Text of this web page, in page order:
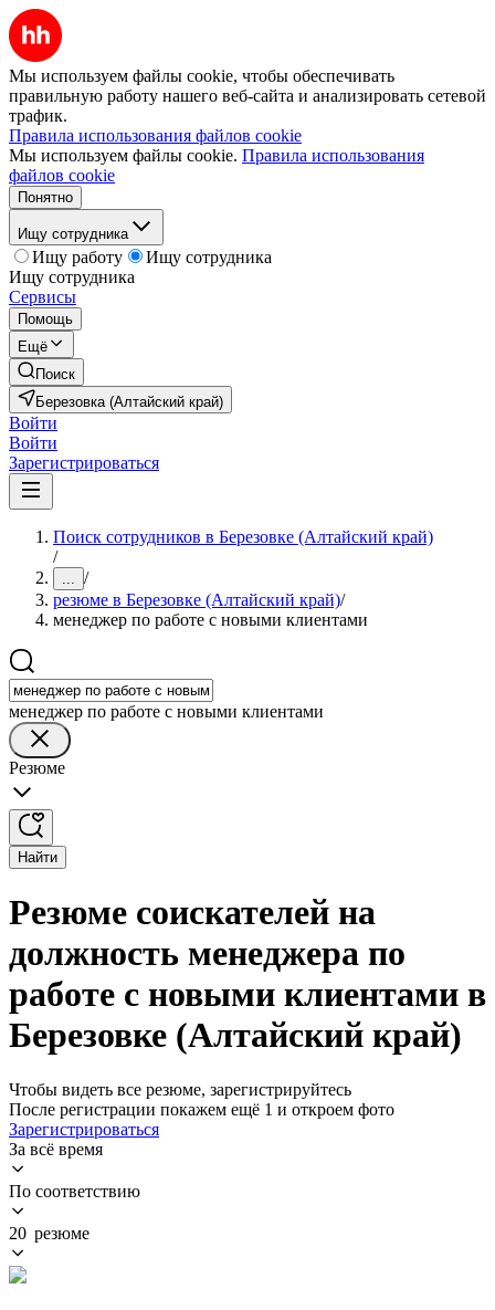
Мы используем файлы cookie, чтобы обеспечивать
правильную работу нашего веб-сайта и анализировать сетевой
трафик.
Правила использования файлов cookie
Мы используем файлы cookie. Правила использования
файлов cookie
Понятно
Ищу сотрудника
Ищу работу
Ищу сотрудника
Ищу сотрудника
Сервисы
Помощь
Ещё
Поиск
Березовка (Алтайский край)
Войти
Войти
Зарегистрироваться
Поиск сотрудников в Березовке (Алтайский край)
/
... /
резюме в Березовке (Алтайский край)/
менеджер по работе с новыми клиентами
менеджер по работе с новыми клиентами
Резюме
Найти
Резюме соискателей на
должность менеджера по
работе с новыми клиентами в
Березовке (Алтайский край)
Чтобы видеть все резюме, зарегистрируйтесь
После регистрации покажем ещё 1 и откроем фото
Зарегистрироваться
За всё время
По соответствию
20 резюме